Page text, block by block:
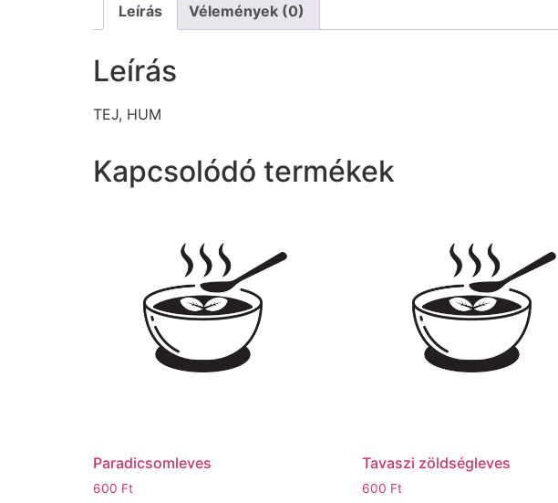
Leírás Vélemények (0)
Leírás
TEJ, HUM
Kapcsolódó termékek
Paradicsomleves
600 Ft
Tavaszi zöldségleves
600 Ft